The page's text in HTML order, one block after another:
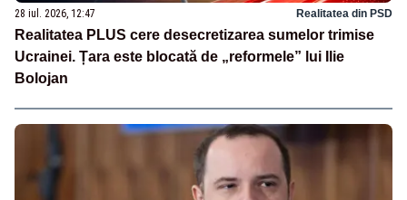
28 iul. 2026, 12:47 Realitatea din PSD
Realitatea PLUS cere desecretizarea sumelor trimise
Ucrainei. Țara este blocată de „reformele” lui Ilie
Bolojan